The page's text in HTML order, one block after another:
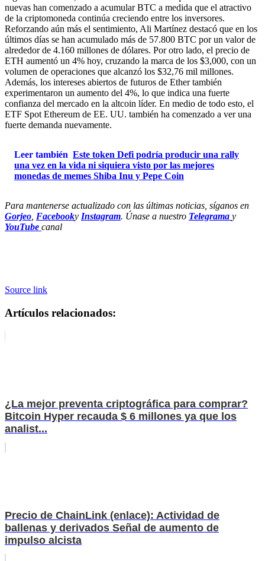
nuevas han comenzado a acumular BTC a medida que el atractivo
de la criptomoneda continúa creciendo entre los inversores.
Reforzando aún más el sentimiento, Ali Martínez destacó que en los
últimos días se han acumulado más de 57.800 BTC por un valor de
alrededor de 4.160 millones de dólares. Por otro lado, el precio de
ETH aumentó un 4% hoy, cruzando la marca de los $3,000, con un
volumen de operaciones que alcanzó los $32,76 mil millones.
Además, los intereses abiertos de futuros de Ether también
experimentaron un aumento del 4%, lo que indica una fuerte
confianza del mercado en la altcoin líder. En medio de todo esto, el
ETF Spot Ethereum de EE. UU. también ha comenzado a ver una
fuerte demanda nuevamente.
Leer también Este token Defi podría producir una rally
una vez en la vida ni siquiera visto por las mejores
monedas de memes Shiba Inu y Pepe Coin
Para mantenerse actualizado con las últimas noticias, síganos en
Gorjeo Facebooky Instagram. Únase a nuestro Telegrama y
YouTube canal
Source link
Artículos relacionados:
¿La mejor preventa criptográfica para comprar?
Bitcoin Hyper recauda $ 6 millones ya que los
analist...
Precio de ChainLink (enlace): Actividad de
ballenas y derivados Señal de aumento de
impulso alcista